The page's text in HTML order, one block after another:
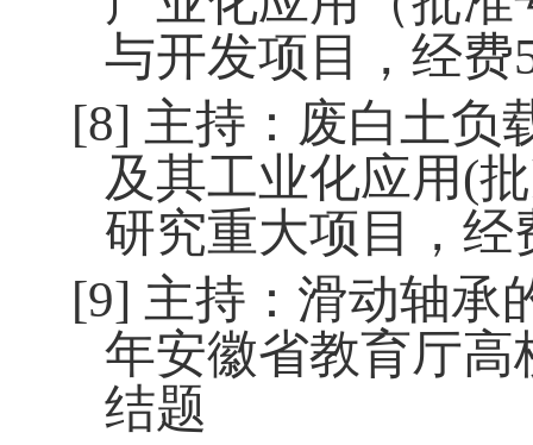
与开发项目，经费
[8] 主持：废白土负
及其工业化应用(
研究重大项目，经
[9] 主持：滑动轴承
年安徽省教育厅
结题